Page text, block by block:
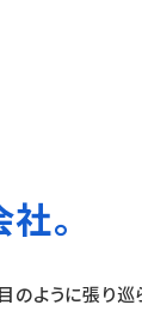
。
ように張り巡